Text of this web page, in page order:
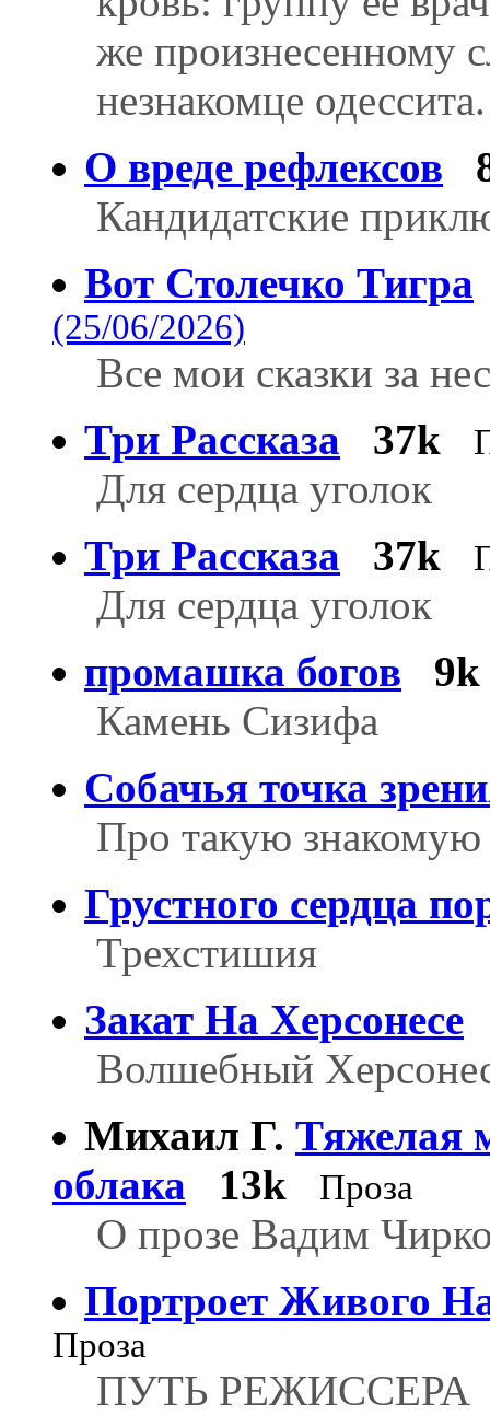
же произнесенному
незнакомце одессита.
О вреде рефлексов
Кандидатские
Вот Столечко Тигра
(25/06/2026)
Все мои сказки за
Три Рассказа
37k
Для сердца уголок
Три Рассказа
37k
Для сердца уголок
промашка богов
9k
Камень Сизифа
Собачья точка
Про такую
Грустного сердца
Трехстишия
Закат На Херсонесе
Волшебный
Михаил Г. Тяжелая
облака
13k Проза
О прозе Вадим
Портроет Живого
Проза
ПУТЬ РЕЖИССЕРА